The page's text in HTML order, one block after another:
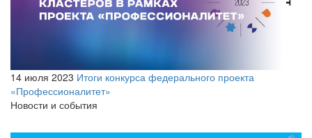
14 июля 2023 Итоги конкурса федерального проекта
«Профессионалитет»
Новости и события